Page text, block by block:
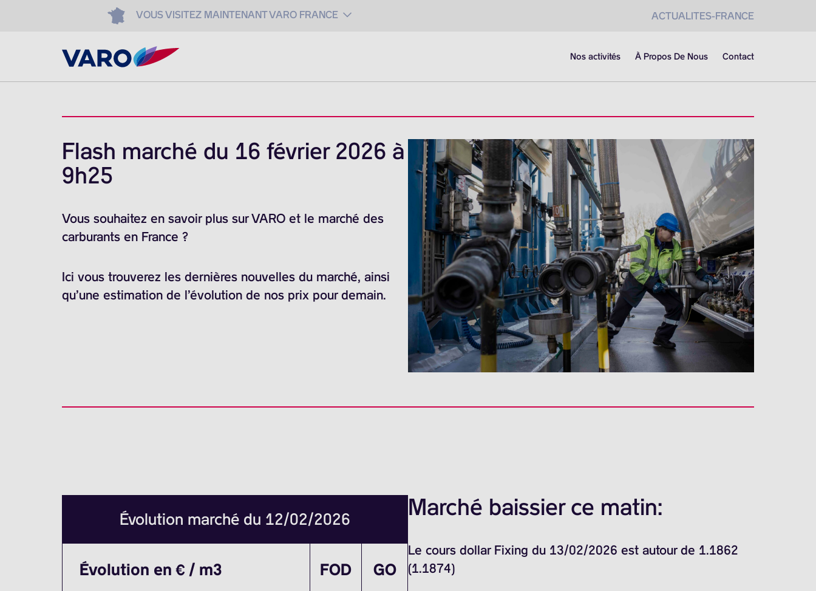
VOUS VISITEZ MAINTENANT VARO FRANCE ACTUALITES-FRANCE
Nos activités À Propos De Nous Contact
Flash marché du 16 février 2026 à
9h25
Vous souhaitez en savoir plus sur VARO et le marché des
carburants en France ?
Ici vous trouverez les dernières nouvelles du marché, ainsi
qu’une estimation de l’évolution de nos prix pour demain.
Évolution marché du 12/02/2026
Évolution en € / m3 FOD GO
Marché baissier ce matin:
Le cours dollar Fixing du 13/02/2026 est autour de 1.1862
(1.1874)